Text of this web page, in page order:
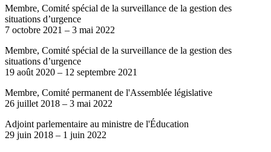
Membre, Comité spécial de la surveillance de la gestion des
situations d’urgence
7 octobre 2021 – 3 mai 2022
Membre, Comité spécial de la surveillance de la gestion des
situations d’urgence
19 août 2020 – 12 septembre 2021
Membre, Comité permanent de l'Assemblée législative
26 juillet 2018 – 3 mai 2022
Adjoint parlementaire au ministre de l'Éducation
29 juin 2018 – 1 juin 2022